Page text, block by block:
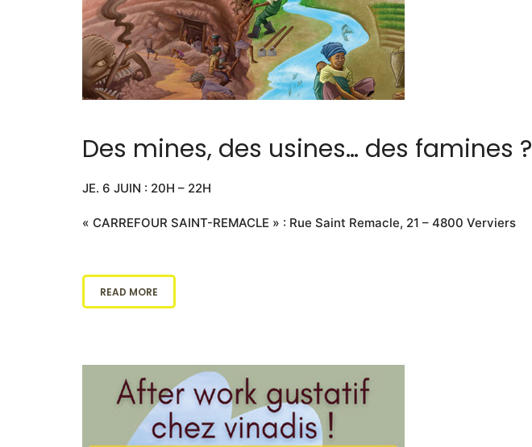
Des mines, des usines… des famines ?
JE. 6 JUIN : 20H – 22H
« CARREFOUR SAINT-REMACLE » : Rue Saint Remacle, 21 – 4800 Verviers
READ MORE